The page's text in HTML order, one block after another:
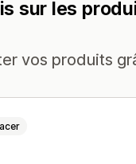
sur les
vos produits